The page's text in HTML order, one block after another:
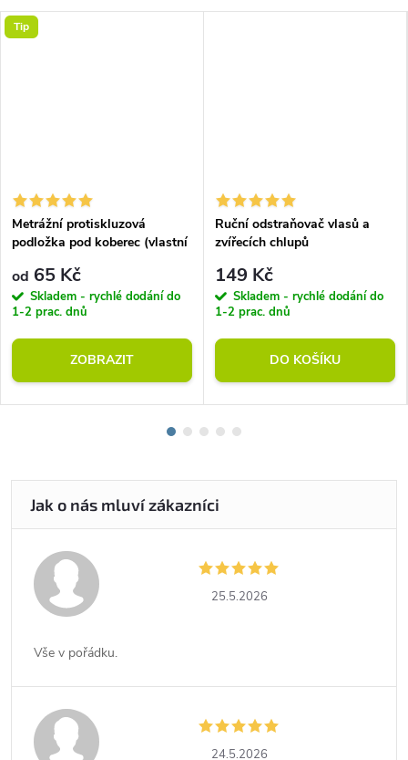
Tip
Metrážní protiskluzová
podložka pod koberec (vlastní
od 65 Kč
Skladem - rychlé dodání do
1-2 prac. dnů
ZOBRAZIT
Ruční odstraňovač vlasů a
zvířecích chlupů
149 Kč
Skladem - rychlé dodání do
1-2 prac. dnů
DO KOŠÍKU
25.5.2026
Vše v pořádku.
24.5.2026